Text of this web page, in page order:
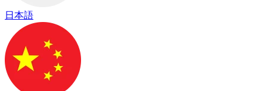
日本語